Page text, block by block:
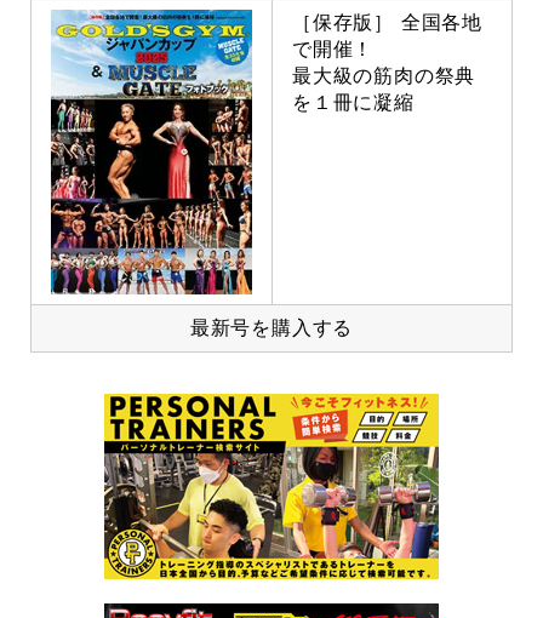
［保存版］ 全国各地
で開催！
最大級の筋肉の祭典
を１冊に凝縮
最新号を購入する